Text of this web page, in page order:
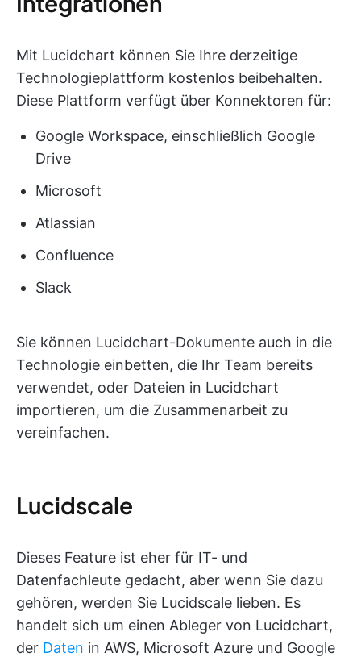
Mit Lucidchart können Sie Ihre derzeitige
Technologieplattform kostenlos beibehalten.
Diese Plattform verfügt über Konnektoren für:
Google Workspace, einschließlich Google
Drive
Microsoft
Atlassian
Confluence
Slack
Sie können Lucidchart-Dokumente auch in die
Technologie einbetten, die Ihr Team bereits
verwendet, oder Dateien in Lucidchart
importieren, um die Zusammenarbeit zu
vereinfachen.
Lucidscale
Dieses Feature ist eher für IT- und
Datenfachleute gedacht, aber wenn Sie dazu
gehören, werden Sie Lucidscale lieben. Es
handelt sich um einen Ableger von Lucidchart,
der Daten in AWS, Microsoft Azure und Google